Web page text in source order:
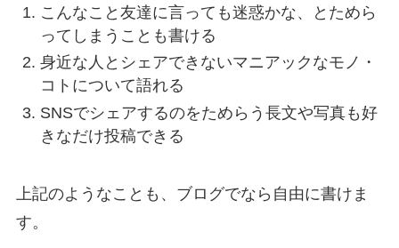
こんなこと友達に言っても迷惑かな、とためら
ってしまうことも書ける
身近な人とシェアできないマニアックなモノ・
コトについて語れる
SNSでシェアするのをためらう長文や写真も好
きなだけ投稿できる
上記のようなことも、ブログでなら自由に書けま
す。